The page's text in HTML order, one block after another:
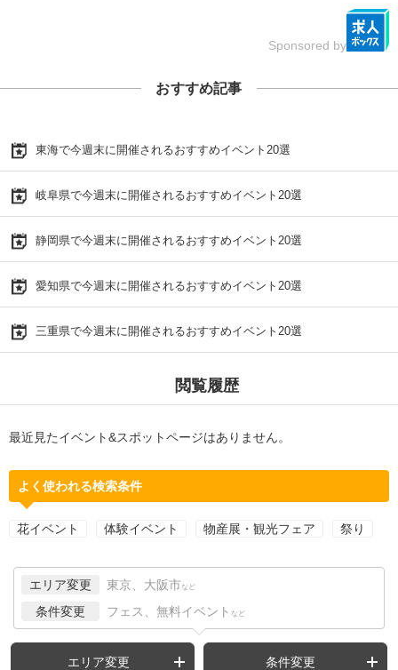
Sponsored by
おすすめ記事
東海で今週末に開催されるおすすめイベント20選
岐阜県で今週末に開催されるおすすめイベント20選
静岡県で今週末に開催されるおすすめイベント20選
愛知県で今週末に開催されるおすすめイベント20選
三重県で今週末に開催されるおすすめイベント20選
閲覧履歴
最近見たイベント&スポットページはありません。
よく使われる検索条件
花イベント 体験イベント 物産展・観光フェア 祭り
エリア変更 東京、大阪市 など
条件変更 フェス、無料イベント など
エリア変更 条件変更